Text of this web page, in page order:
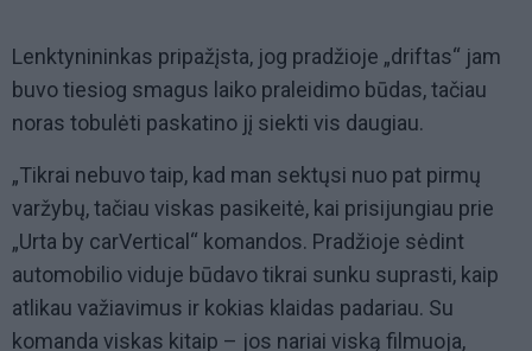
Lenktynininkas pripažįsta, jog pradžioje „driftas“ jam
buvo tiesiog smagus laiko praleidimo būdas, tačiau
noras tobulėti paskatino jį siekti vis daugiau.
„Tikrai nebuvo taip, kad man sektųsi nuo pat pirmų
varžybų, tačiau viskas pasikeitė, kai prisijungiau prie
„Urta by carVertical“ komandos. Pradžioje sėdint
automobilio viduje būdavo tikrai sunku suprasti, kaip
atlikau važiavimus ir kokias klaidas padariau. Su
komanda viskas kitaip – jos nariai viską filmuoja,